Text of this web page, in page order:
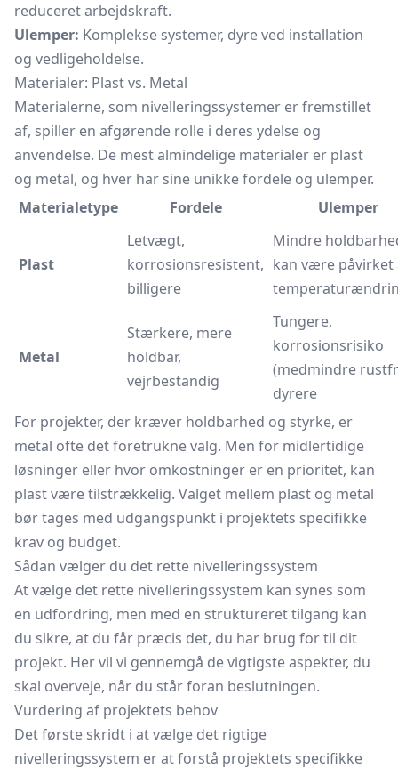
reduceret arbejdskraft.
Ulemper: Komplekse systemer, dyre ved installation
og vedligeholdelse.
Materialer: Plast vs. Metal
Materialerne, som nivelleringssystemer er fremstillet
af, spiller en afgørende rolle i deres ydelse og
anvendelse. De mest almindelige materialer er plast
og metal, og hver har sine unikke fordele og ulemper.
Materialetype
Fordele Ulemper
Plast
Letvægt,
korrosionsresistent,
billigere
Mindre
kan være påvirket
Metal
Stærkere, mere
holdbar,
vejrbestandig
Tungere,
korrosionsrisiko
(medmindre
dyrere
For projekter, der kræver holdbarhed og styrke, er
metal ofte det foretrukne valg. Men for midlertidige
løsninger eller hvor omkostninger er en prioritet, kan
plast være tilstrækkelig. Valget mellem plast og metal
bør tages med udgangspunkt i projektets specifikke
krav og budget.
Sådan vælger du det rette nivelleringssystem
At vælge det rette nivelleringssystem kan synes som
en udfordring, men med en struktureret tilgang kan
du sikre, at du får præcis det, du har brug for til dit
projekt. Her vil vi gennemgå de vigtigste aspekter, du
skal overveje, når du står foran beslutningen.
Vurdering af projektets behov
Det første skridt i at vælge det rigtige
nivelleringssystem er at forstå projektets specifikke